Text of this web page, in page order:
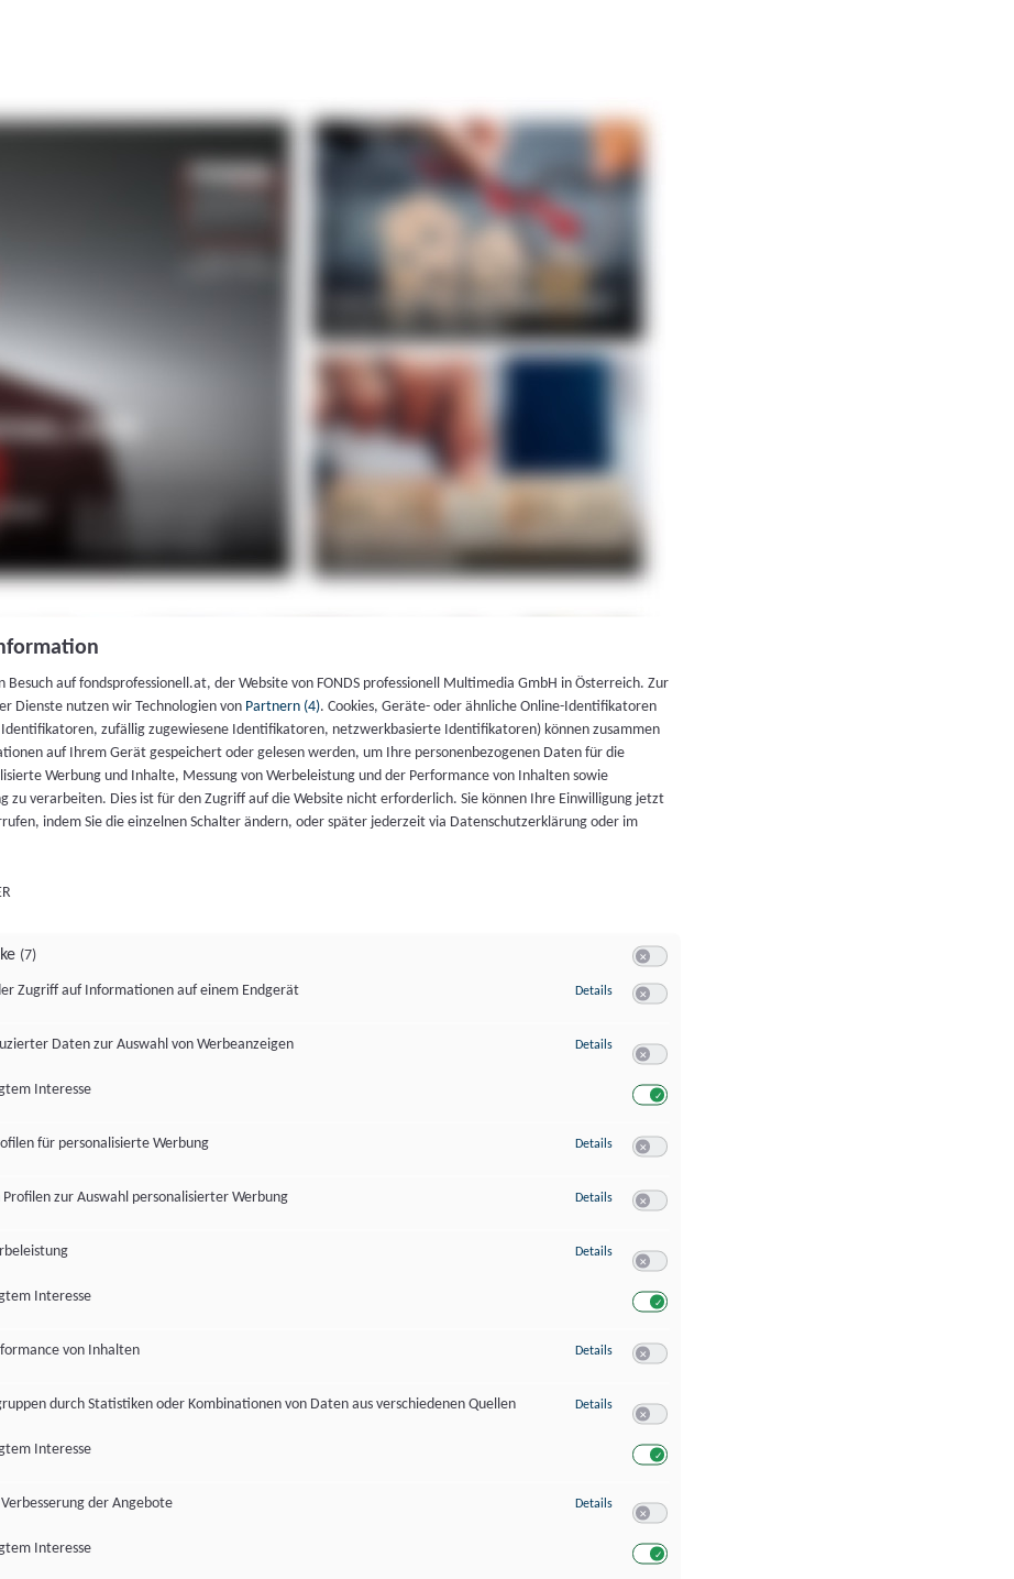
Besuch auf fondsprofessionell.at, der Website von FONDS professionell Multimedia GmbH in Österreich. Zur
Dienste nutzen wir Technologien von Partnern (4). Cookies, Geräte- oder ähnliche Online-Identifikatoren
Identifikatoren, zufällig zugewiesene Identifikatoren, netzwerkbasierte Identifikatoren) können zusammen
auf Ihrem Gerät gespeichert oder gelesen werden, um Ihre personenbezogenen Daten für die
Werbung und Inhalte, Messung von Werbeleistung und der Performance von Inhalten sowie
zu verarbeiten. Dies ist für den Zugriff auf die Website nicht erforderlich. Sie können Ihre Einwilligung jetzt
indem Sie die einzelnen Schalter ändern, oder später jederzeit via Datenschutzerklärung oder im
(7)
Zugriff auf Informationen auf einem Endgerät
Details zu Speichern von oder Zugriff auf Informationen auf einem Endgerät
Daten zur Auswahl von Werbeanzeigen
Interesse
Details zu Verwendung reduzierter Daten zur Auswahl von Werbeanzeigen
für personalisierte Werbung
Details zu Erstellung von Profilen für personalisierte Werbung
zur Auswahl personalisierter Werbung
Details zu Verwendung von Profilen zur Auswahl personalisierter Werbung
Interesse
Details zu Messung der Werbeleistung
von Inhalten
Details zu Messung der Performance von Inhalten
durch Statistiken oder Kombinationen von Daten aus verschiedenen Quellen
Interesse
Details zu Analyse von Zielgruppen durch Statistiken oder Kombinationen von
der Angebote
Interesse
Details zu Entwicklung und Verbesserung der Angebote